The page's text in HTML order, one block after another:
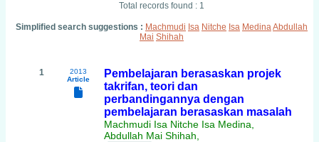
Total records found : 1
Simplified search suggestions : Machmudi Isa Nitche Isa MedinaAbdullah
Mai Shihah
1
2013
Article
Pembelajaran berasaskan projek
takrifan, teori dan
perbandingannya dengan
pembelajaran berasaskan masalah
Machmudi Isa Nitche Isa Medina,
Abdullah Mai Shihah,